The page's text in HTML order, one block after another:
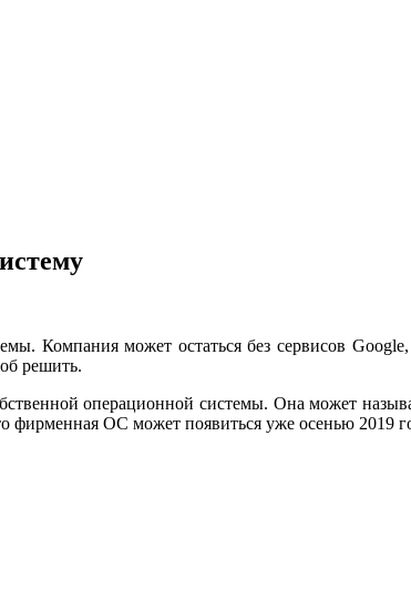
Компания может остаться без сервисов
решить.
операционной системы. Она может
фирменная ОС может появиться уже осенью 2019